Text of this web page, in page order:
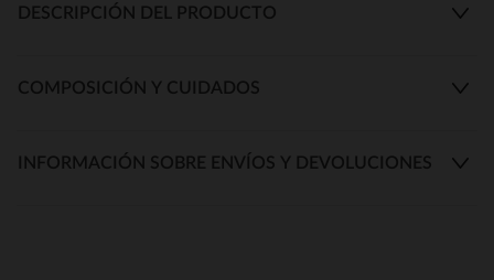
DESCRIPCIÓN DEL PRODUCTO
COMPOSICIÓN Y CUIDADOS
INFORMACIÓN SOBRE ENVÍOS Y DEVOLUCIONES